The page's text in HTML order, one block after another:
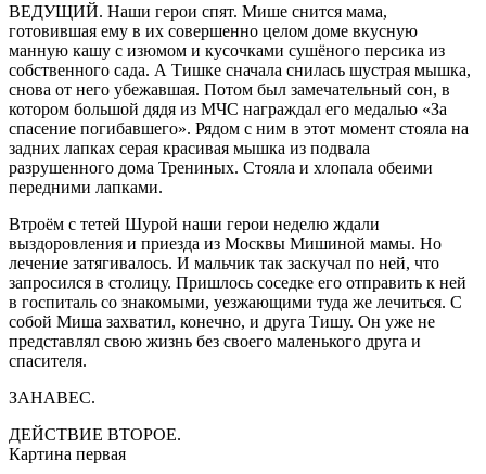
ВЕДУЩИЙ. Наши герои спят. Мише снится мама,
готовившая ему в их совершенно целом доме вкусную
манную кашу с изюмом и кусочками сушёного персика из
собственного сада. А Тишке сначала снилась шустрая мышка,
снова от него убежавшая. Потом был замечательный сон, в
котором большой дядя из МЧС награждал его медалью «За
спасение погибавшего». Рядом с ним в этот момент стояла на
задних лапках серая красивая мышка из подвала
разрушенного дома Трениных. Стояла и хлопала обеими
передними лапками.
Втроём с тетей Шурой наши герои неделю ждали
выздоровления и приезда из Москвы Мишиной мамы. Но
лечение затягивалось. И мальчик так заскучал по ней, что
запросился в столицу. Пришлось соседке его отправить к ней
в госпиталь со знакомыми, уезжающими туда же лечиться. С
собой Миша захватил, конечно, и друга Тишу. Он уже не
представлял свою жизнь без своего маленького друга и
спасителя.
ЗАНАВЕС.
ДЕЙСТВИЕ ВТОРОЕ.
Картина первая